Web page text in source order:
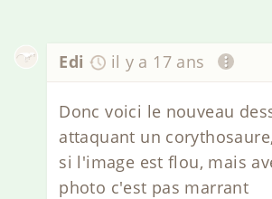
Edi il y a 17 ans
Donc voici le nouveau
attaquant un
si l'image est flou, mais
photo c'est pas marrant